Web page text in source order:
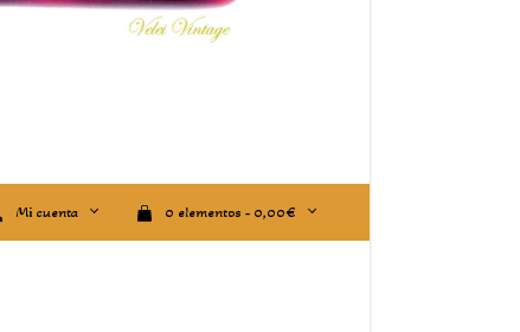
Mi cuenta 0 elementos - 0,00€